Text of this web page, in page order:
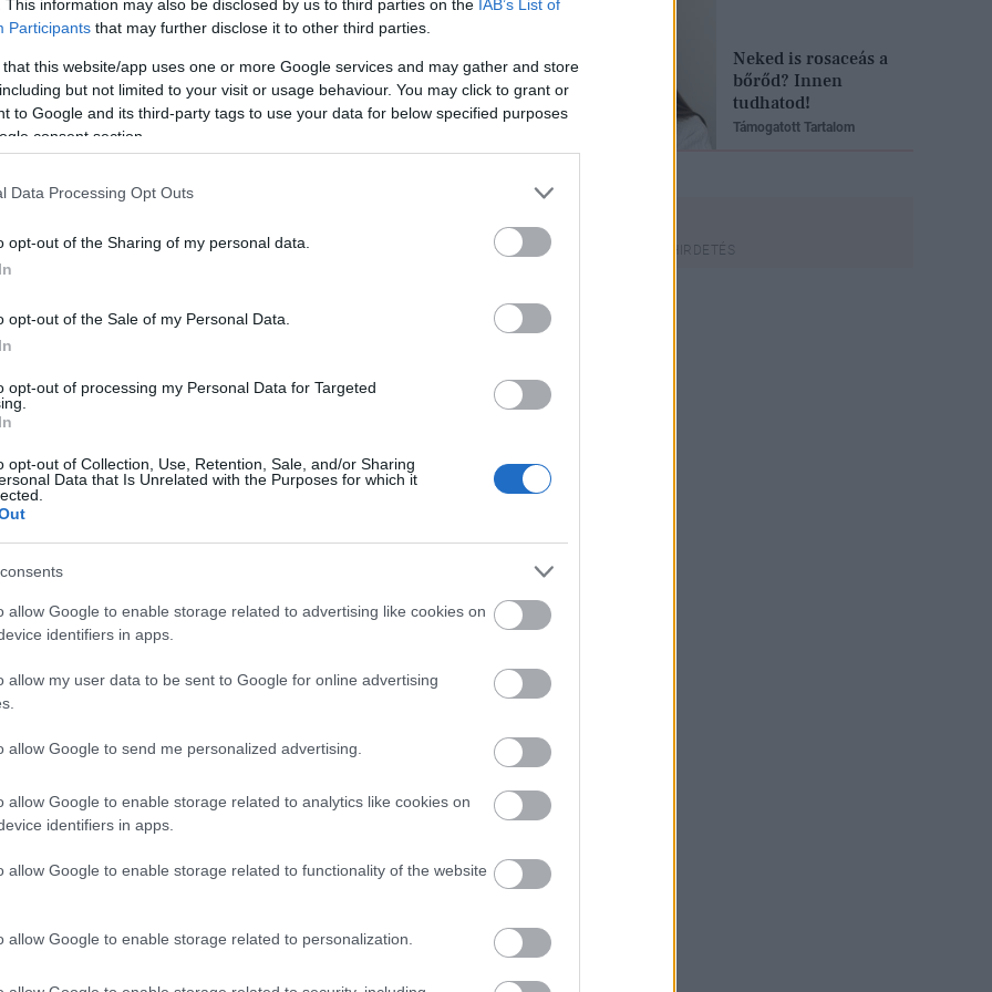
This information may also be disclosed by us to third parties on the IAB’s List of
Participants that may further disclose it to other third parties.
that this website/app uses one or more Google services and may gather and store
but not limited to your visit or usage behaviour. You may click to grant or
to Google and its third-party tags to use your data for below specified purposes
consent section.
Data Processing Opt Outs
opt-out of the Sharing of my personal data.
opt-out of the Sale of my Personal Data.
opt-out of processing my Personal Data for Targeted
opt-out of Collection, Use, Retention, Sale, and/or Sharing
Data that Is Unrelated with the Purposes for which it
allow Google to enable storage related to advertising like cookies on
identifiers in apps.
allow my user data to be sent to Google for online advertising
allow Google to send me personalized advertising.
allow Google to enable storage related to analytics like cookies on
identifiers in apps.
allow Google to enable storage related to functionality of the website
allow Google to enable storage related to personalization.
1975, 1987, 1999, 2011, 2023
ideákat vetíts magad elé, melyek a
akit mintha már ezer éve ismernél,
tudd, hogy ez a valaki
Hatalmas szeretetet érezhetsz
megélésére, ez azonban
vágy hatással lehet az
Ha a kapcsolatod egyébként jó,
vágyhatsz az együttlétre – azt
különböző intimitásbeli
hogy esetleges túlzott vágyaid,
fontos, hogy kordában tartsd
át inkább egy másik életterületen
az erőt, ha ez sikerül, csodásat
Csillagjegyek, akik nem
tűrik, hogy korlátozzák
őket
1976, 1988, 2000, 2012, 2024
Neked is rosaceás a
bőrőd? Innen
tudhatod!
Támogatott Tartalom